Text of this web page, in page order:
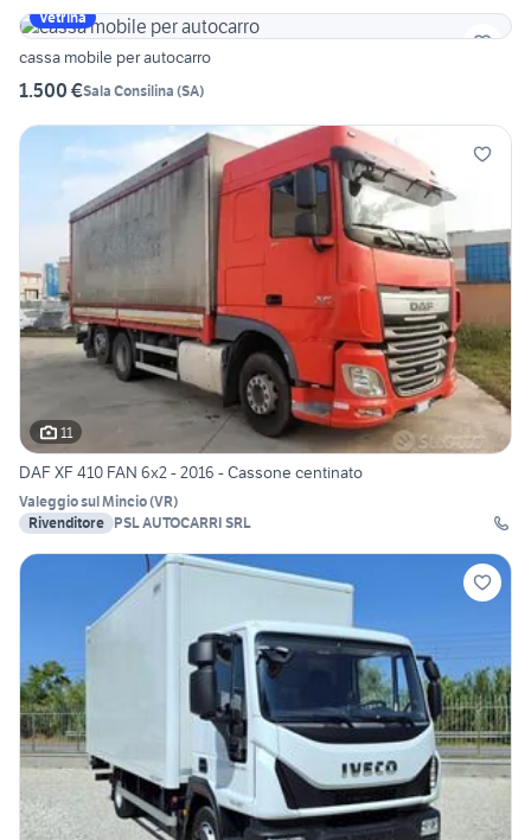
Vetrina
cassa mobile per autocarro
1.500 €Sala Consilina (SA)
11
DAF XF 410 FAN 6x2 - 2016 - Cassone centinato
Valeggio sul Mincio(VR)
Rivenditore PSL AUTOCARRI SRL